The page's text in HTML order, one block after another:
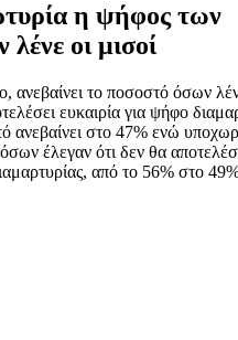
η ψήφος των
οι μισοί
ανεβαίνει το ποσοστό όσων
ευκαιρία για ψήφο
ανεβαίνει στο 47% ενώ
έλεγαν ότι δεν θα
από το 56% στο